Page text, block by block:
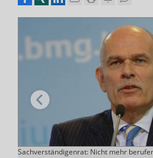
Sachverständigenrat: Nicht mehr